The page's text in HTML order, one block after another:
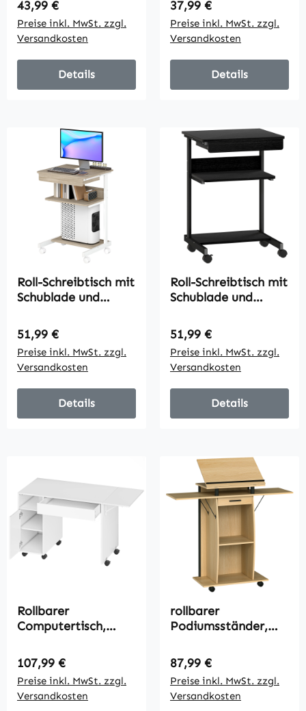
MDF, Eiche
Regulärer Preis:
43,99 €
Preise inkl. MwSt. zzgl.
Versandkosten
Details
MDF, Natur
Regulärer Preis:
37,99 €
Preise inkl. MwSt. zzgl.
Versandkosten
Details
Roll-Schreibtisch mit
Schublade und
kompakt,
Spanplatte, Metall
Regulärer Preis:
51,99 €
Preise inkl. MwSt. zzgl.
Versandkosten
Details
Roll-Schreibtisch mit
Schublade und
kompakt,
Spanplatte, Metall
Regulärer Preis:
51,99 €
Preise inkl. MwSt. zzgl.
Versandkosten
Details
Rollbarer
Computertisch,
Schreibtisch mit
Schrank und
Schublade,
Spanplatte, Weiß
Regulärer Preis:
107,99 €
Preise inkl. MwSt. zzgl.
Versandkosten
rollbarer
Podiumsständer,
klappbaren
Seitenflügeln,
Laptop-Tisch mit
Schublade und
Regulärer Preis:
87,99 €
Preise inkl. MwSt. zzgl.
Versandkosten